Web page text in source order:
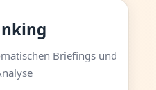
Briefings und